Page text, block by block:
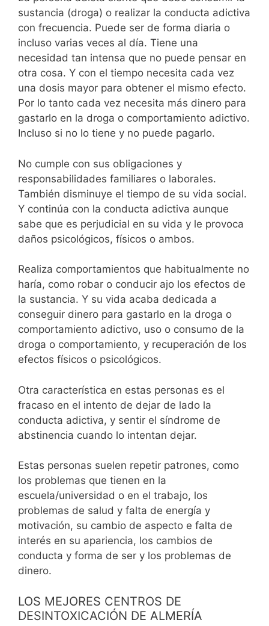
sustancia (droga) o realizar la conducta adictiva
con frecuencia. Puede ser de forma diaria o
incluso varias veces al día. Tiene una
necesidad tan intensa que no puede pensar en
otra cosa. Y con el tiempo necesita cada vez
una dosis mayor para obtener el mismo efecto.
Por lo tanto cada vez necesita más dinero para
gastarlo en la droga o comportamiento adictivo.
Incluso si no lo tiene y no puede pagarlo.
No cumple con sus obligaciones y
responsabilidades familiares o laborales.
También disminuye el tiempo de su vida social.
Y continúa con la conducta adictiva aunque
sabe que es perjudicial en su vida y le provoca
daños psicológicos, físicos o ambos.
Realiza comportamientos que habitualmente no
haría, como robar o conducir ajo los efectos de
la sustancia. Y su vida acaba dedicada a
conseguir dinero para gastarlo en la droga o
comportamiento adictivo, uso o consumo de la
droga o comportamiento, y recuperación de los
efectos físicos o psicológicos.
Otra característica en estas personas es el
fracaso en el intento de dejar de lado la
conducta adictiva, y sentir el síndrome de
abstinencia cuando lo intentan dejar.
Estas personas suelen repetir patrones, como
los problemas que tienen en la
escuela/universidad o en el trabajo, los
problemas de salud y falta de energía y
motivación, su cambio de aspecto e falta de
interés en su apariencia, los cambios de
conducta y forma de ser y los problemas de
dinero.
LOS MEJORES CENTROS DE
DESINTOXICACIÓN DE ALMERÍA